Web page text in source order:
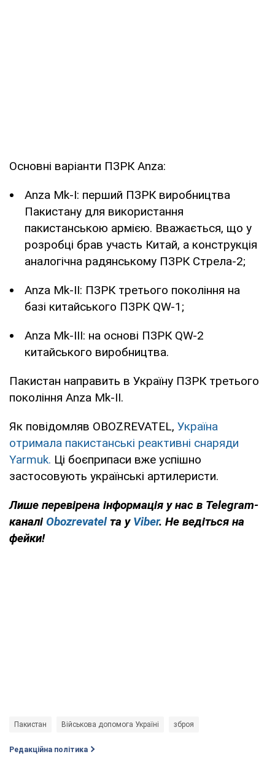
Основні варіанти ПЗРК Anza:
Anza Mk-I: перший ПЗРК виробництва
Пакистану для використання
пакистанською армією. Вважається, що у
розробці брав участь Китай, а конструкція
аналогічна радянському ПЗРК Стрела-2;
Anza Mk-II: ПЗРК третього покоління на
базі китайського ПЗРК QW-1;
Anza Mk-III: на основі ПЗРК QW-2
китайського виробництва.
Пакистан направить в Україну ПЗРК третього
покоління Anza Mk-II.
Як повідомляв OBOZREVATEL, Україна
отримала пакистанські реактивні снаряди
Yarmuk. Ці боєприпаси вже успішно
застосовують українські артилеристи.
Лише перевірена інформація у нас в Telegram-
каналі Obozrevatelта у Viber. Не ведіться на
фейки!
Пакистан Військова допомога Україні зброя
Редакційна політика